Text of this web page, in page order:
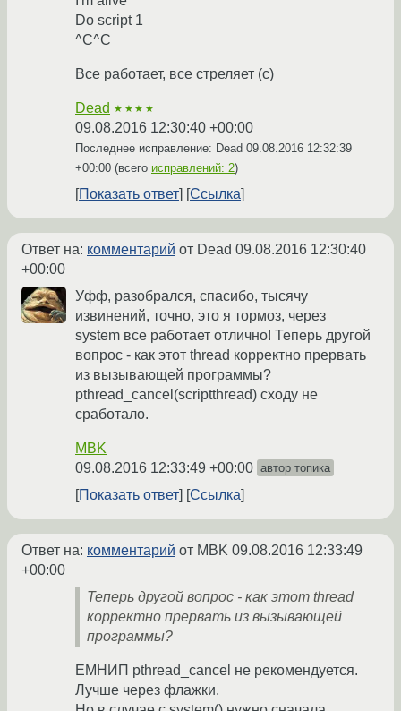
Do script 1
^C^C
Все работает, все стреляет (с)
Dead ★★★★
09.08.2016 12:30:40 +00:00
Последнее исправление: Dead 09.08.2016 12:32:39
+00:00 (всего исправлений: 2)
Показать ответ Ссылка
Ответ на: комментарий от Dead 09.08.2016 12:30:40
+00:00
Уфф, разобрался, спасибо, тысячу
извинений, точно, это я тормоз, через
system все работает отлично! Теперь другой
вопрос - как этот thread корректно прервать
из вызывающей программы?
pthread_cancel(scriptthread) сходу не
сработало.
MBK
09.08.2016 12:33:49 +00:00 автор топика
Показать ответ Ссылка
Ответ на: комментарий от MBK 09.08.2016 12:33:49
+00:00
Теперь другой вопрос - как этот thread
корректно прервать из вызывающей
программы?
ЕМНИП pthread_cancel не рекомендуется.
Лучше через флажки.